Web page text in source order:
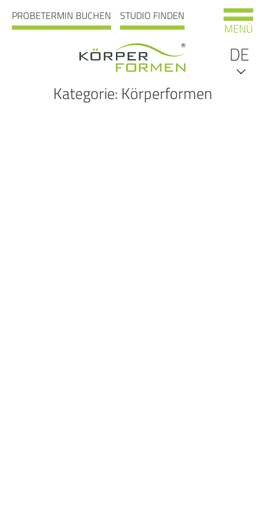
PROBETERMIN BUCHEN STUDIO FINDEN
DE
MENÜ
Kategorie: Körperformen